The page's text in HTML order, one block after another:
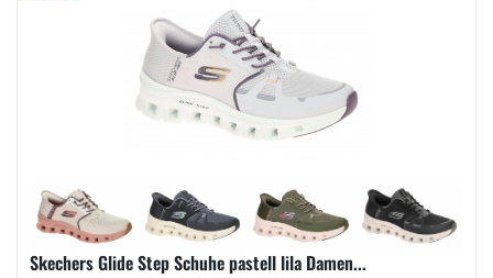
Skechers Glide Step Schuhe pastell lila Damen...